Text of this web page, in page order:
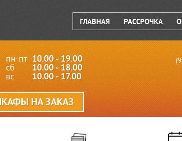
ГЛАВНАЯ РАССРОЧКА
пн-пт 10.00 - 19.00
сб 10.00 - 18.00
вс 10.00 - 17.00
НА ЗАКАЗ